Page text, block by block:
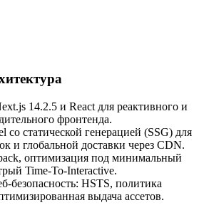
14.2.5 и React для реактивного и
фронтенда.
со статической генерацией (SSG) для
и глобальной доставки через CDN.
оптимизация под минимальный
Time-To-Interactive.
безопасность: HSTS, политика
выдача ассетов.